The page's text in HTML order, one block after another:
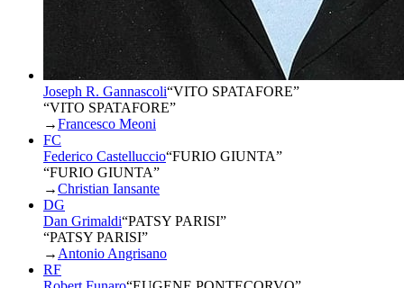
Joseph R. Gannascoli“VITO SPATAFORE”
“VITO SPATAFORE”
→Francesco Meoni
FC
Federico Castelluccio“FURIO GIUNTA”
“FURIO GIUNTA”
→Christian Iansante
DG
Dan Grimaldi“PATSY PARISI”
“PATSY PARISI”
→ Antonio Angrisano
RF